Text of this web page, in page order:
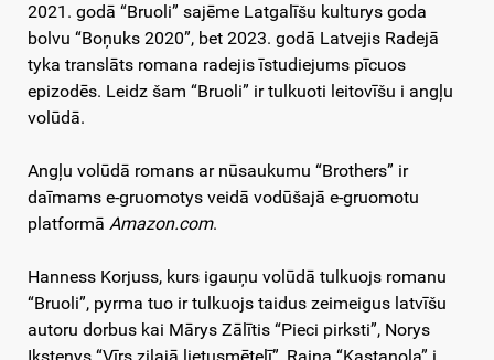
2021. godā “Bruoli” sajēme Latgalīšu kulturys goda
bolvu “Boņuks 2020”, bet 2023. godā Latvejis Radejā
tyka translāts romana radejis īstudiejums pīcuos
epizodēs. Leidz šam “Bruoli” ir tulkuoti leitovīšu i angļu
volūdā.
Angļu volūdā romans ar nūsaukumu “Brothers” ir
daīmams e-gruomotys veidā vodūšajā e-gruomotu
platformā Amazon.com.
Hanness Korjuss, kurs igauņu volūdā tulkuojs romanu
“Bruoli”, pyrma tuo ir tulkuojs taidus zeimeigus latvīšu
autoru dorbus kai Mārys Zālītis “Pieci pirksti”, Norys